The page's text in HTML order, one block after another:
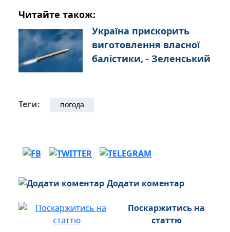
Читайте також:
Україна прискорить
виготовлення власної
балістики, - Зеленський
Теги: погода
Додати коментар
Поскаржитись на
статтю